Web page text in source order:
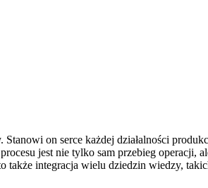
on serce każdej działalności
jest nie tylko sam przebieg operacji,
także integracja wielu dziedzin wiedzy,